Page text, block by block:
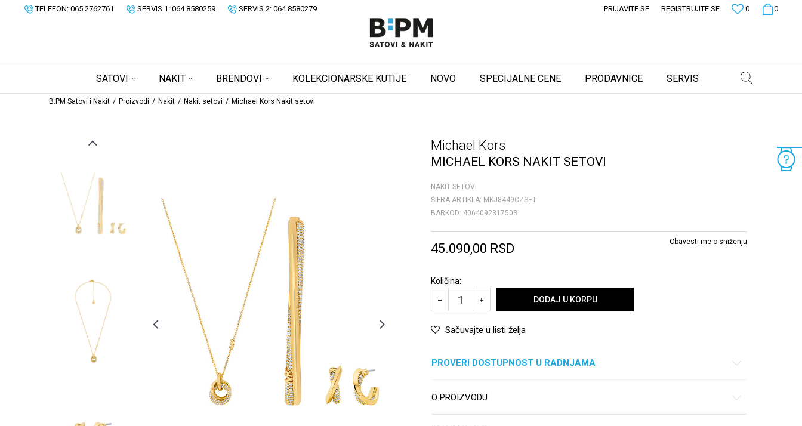
TELEFON: 065 2762761 SERVIS 1: 064 8580259 SERVIS 2: 064 8580279 0
0
PRIJAVITE SE REGISTRUJTE SE
SATOVI NAKIT BRENDOVI KOLEKCIONARSKE KUTIJE NOVO SPECIJALNE CENE PRODAVNICE SERVIS
B:PM Satovi i Nakit Proizvodi Nakit Nakit setovi Michael Kors Nakit setovi
Michael Kors
MICHAEL KORS NAKIT SETOVI
NAKIT SETOVI
ŠIFRA ARTIKLA: MKJ8449CZSET
BARKOD: 4064092317503
45.090,00 RSD Obavesti me o sniženju
Količina:
DODAJ U KORPU
Sačuvajte u listi želja
PROVERI DOSTUPNOST U RADNJAMA
O PROIZVODU